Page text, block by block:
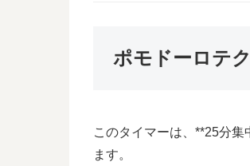
ポモドーロテ
このタイマーは、**25分
ます。